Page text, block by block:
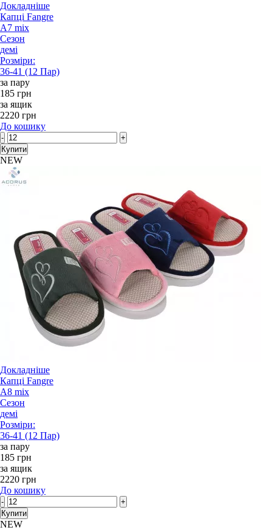
Докладніше
Капці Fangre
A7 mix
Сезон
демі
Розміри:
36-41 (12 Пар)
за пару
185 грн
за ящик
2220 грн
До кошику
-
+
Купити
NEW
Докладніше
Капці Fangre
A8 mix
Сезон
демі
Розміри:
36-41 (12 Пар)
за пару
185 грн
за ящик
2220 грн
До кошику
-
+
Купити
NEW